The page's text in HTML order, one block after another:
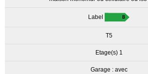
Label
T5
Etage(s) 1
Garage : avec